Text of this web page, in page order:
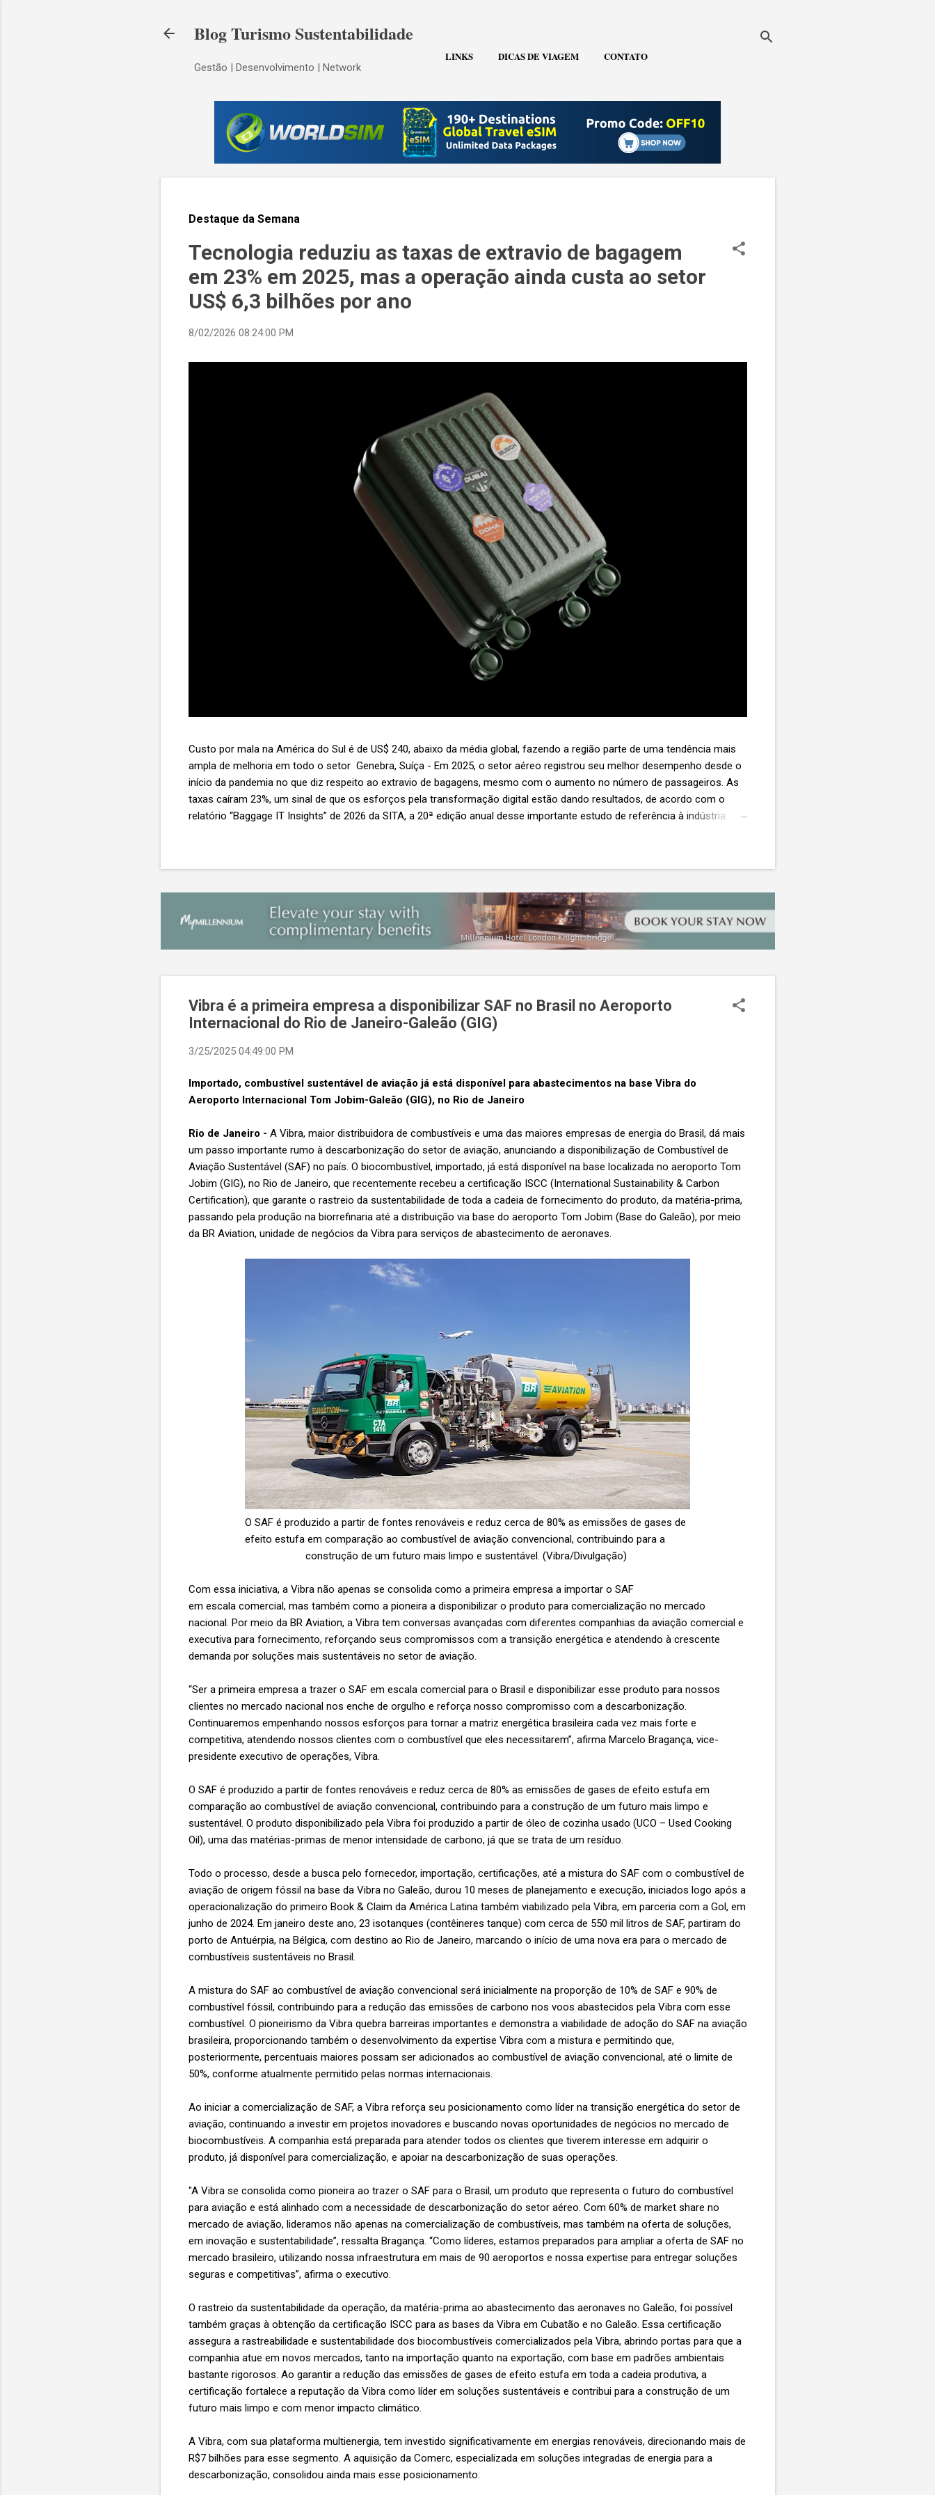
Blog Turismo Sustentabilidade
Gestão | Desenvolvimento | Network
LINKS DICAS DE VIAGEM CONTATO
Destaque da Semana
Tecnologia reduziu as taxas de extravio de bagagem
em 23% em 2025, mas a operação ainda custa ao setor
US$ 6,3 bilhões por ano
8/02/2026 08:24:00 PM
Custo por mala na América do Sul é de US$ 240, abaixo da média global, fazendo a região parte de uma tendência mais
ampla de melhoria em todo o setor Genebra, Suíça - Em 2025, o setor aéreo registrou seu melhor desempenho desde o
início da pandemia no que diz respeito ao extravio de bagagens, mesmo com o aumento no número de passageiros. As
taxas caíram 23%, um sinal de que os esforços pela transformação digital estão dando resultados, de acordo com o
relatório “Baggage IT Insights” de 2026 da SITA, a 20ª edição anual desse importante estudo de referência à indústria. (©
lucro líquido médio de apenas US$ 8 por passageiro, uma mala extraviada anula o lucro de mais de 30 assentos vendidos,
Vibra é a primeira empresa a disponibilizar SAF no Brasil no Aeroporto
Internacional do Rio de Janeiro-Galeão (GIG)
3/25/2025 04:49:00 PM
Importado, combustível sustentável de aviação já está disponível para abastecimentos na base Vibra do
Aeroporto Internacional Tom Jobim-Galeão (GIG), no Rio de Janeiro
Rio de Janeiro - A Vibra, maior distribuidora de combustíveis e uma das maiores empresas de energia do Brasil, dá mais
um passo importante rumo à descarbonização do setor de aviação, anunciando a disponibilização de Combustível de
Aviação Sustentável (SAF) no país. O biocombustível, importado, já está disponível na base localizada no aeroporto Tom
Jobim (GIG), no Rio de Janeiro, que recentemente recebeu a certificação ISCC (International Sustainability & Carbon
Certification), que garante o rastreio da sustentabilidade de toda a cadeia de fornecimento do produto, da matéria-prima,
passando pela produção na biorrefinaria até a distribuição via base do aeroporto Tom Jobim (Base do Galeão), por meio
da BR Aviation, unidade de negócios da Vibra para serviços de abastecimento de aeronaves.
O SAF é produzido a partir de fontes renováveis e reduz cerca de 80% as emissões de gases de
efeito estufa em comparação ao combustível de aviação convencional, contribuindo para a
construção de um futuro mais limpo e sustentável. (Vibra/Divulgação)
Com essa iniciativa, a Vibra não apenas se consolida como a primeira empresa a importar o SAF
em escala comercial, mas também como a pioneira a disponibilizar o produto para comercialização no mercado
nacional. Por meio da BR Aviation, a Vibra tem conversas avançadas com diferentes companhias da aviação comercial e
executiva para fornecimento, reforçando seus compromissos com a transição energética e atendendo à crescente
demanda por soluções mais sustentáveis no setor de aviação.
“Ser a primeira empresa a trazer o SAF em escala comercial para o Brasil e disponibilizar esse produto para nossos
clientes no mercado nacional nos enche de orgulho e reforça nosso compromisso com a descarbonização.
Continuaremos empenhando nossos esforços para tornar a matriz energética brasileira cada vez mais forte e
competitiva, atendendo nossos clientes com o combustível que eles necessitarem”, afirma Marcelo Bragança, vice-
presidente executivo de operações, Vibra.
O SAF é produzido a partir de fontes renováveis e reduz cerca de 80% as emissões de gases de efeito estufa em
comparação ao combustível de aviação convencional, contribuindo para a construção de um futuro mais limpo e
sustentável. O produto disponibilizado pela Vibra foi produzido a partir de óleo de cozinha usado (UCO – Used Cooking
Oil), uma das matérias-primas de menor intensidade de carbono, já que se trata de um resíduo.
Todo o processo, desde a busca pelo fornecedor, importação, certificações, até a mistura do SAF com o combustível de
aviação de origem fóssil na base da Vibra no Galeão, durou 10 meses de planejamento e execução, iniciados logo após a
operacionalização do primeiro Book & Claim da América Latina também viabilizado pela Vibra, em parceria com a Gol, em
junho de 2024. Em janeiro deste ano, 23 isotanques (contêineres tanque) com cerca de 550 mil litros de SAF, partiram do
porto de Antuérpia, na Bélgica, com destino ao Rio de Janeiro, marcando o início de uma nova era para o mercado de
combustíveis sustentáveis no Brasil.
A mistura do SAF ao combustível de aviação convencional será inicialmente na proporção de 10% de SAF e 90% de
combustível fóssil, contribuindo para a redução das emissões de carbono nos voos abastecidos pela Vibra com esse
combustível. O pioneirismo da Vibra quebra barreiras importantes e demonstra a viabilidade de adoção do SAF na aviação
brasileira, proporcionando também o desenvolvimento da expertise Vibra com a mistura e permitindo que,
posteriormente, percentuais maiores possam ser adicionados ao combustível de aviação convencional, até o limite de
50%, conforme atualmente permitido pelas normas internacionais.
Ao iniciar a comercialização de SAF, a Vibra reforça seu posicionamento como líder na transição energética do setor de
aviação, continuando a investir em projetos inovadores e buscando novas oportunidades de negócios no mercado de
biocombustíveis. A companhia está preparada para atender todos os clientes que tiverem interesse em adquirir o
produto, já disponível para comercialização, e apoiar na descarbonização de suas operações.
"A Vibra se consolida como pioneira ao trazer o SAF para o Brasil, um produto que representa o futuro do combustível
para aviação e está alinhado com a necessidade de descarbonização do setor aéreo. Com 60% de market share no
mercado de aviação, lideramos não apenas na comercialização de combustíveis, mas também na oferta de soluções,
em inovação e sustentabilidade”, ressalta Bragança. “Como líderes, estamos preparados para ampliar a oferta de SAF no
mercado brasileiro, utilizando nossa infraestrutura em mais de 90 aeroportos e nossa expertise para entregar soluções
seguras e competitivas”, afirma o executivo.
O rastreio da sustentabilidade da operação, da matéria-prima ao abastecimento das aeronaves no Galeão, foi possível
também graças à obtenção da certificação ISCC para as bases da Vibra em Cubatão e no Galeão. Essa certificação
assegura a rastreabilidade e sustentabilidade dos biocombustíveis comercializados pela Vibra, abrindo portas para que a
companhia atue em novos mercados, tanto na importação quanto na exportação, com base em padrões ambientais
bastante rigorosos. Ao garantir a redução das emissões de gases de efeito estufa em toda a cadeia produtiva, a
certificação fortalece a reputação da Vibra como líder em soluções sustentáveis e contribui para a construção de um
futuro mais limpo e com menor impacto climático.
A Vibra, com sua plataforma multienergia, tem investido significativamente em energias renováveis, direcionando mais de
R$7 bilhões para esse segmento. A aquisição da Comerc, especializada em soluções integradas de energia para a
descarbonização, consolidou ainda mais esse posicionamento.